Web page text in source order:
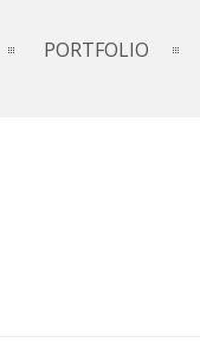
PORTFOLIO